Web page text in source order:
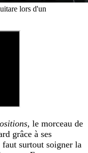
lors d'un
, le morceau de
grâce à ses
surtout soigner la